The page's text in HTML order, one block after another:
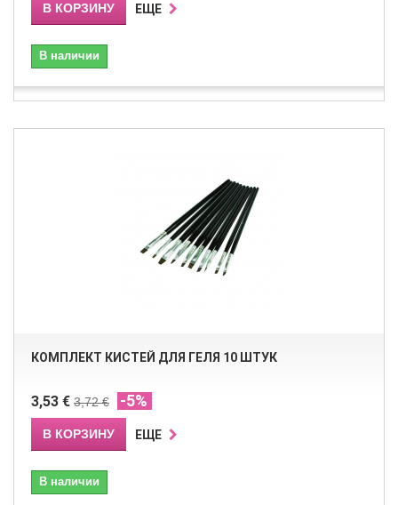
В КОРЗИНУ ЕЩЕ
В наличии
КОМПЛЕКТ КИСТЕЙ ДЛЯ ГЕЛЯ 10 ШТУК
3,53 € 3,72 € -5%
В КОРЗИНУ ЕЩЕ
В наличии